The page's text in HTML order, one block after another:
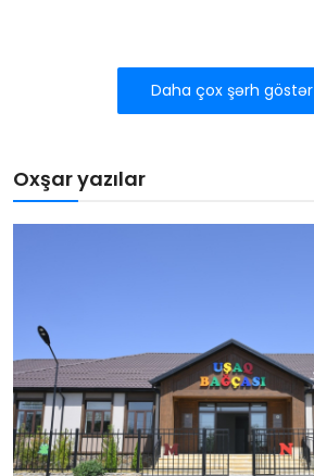
Daha çox şərh göstər
Oxşar yazılar